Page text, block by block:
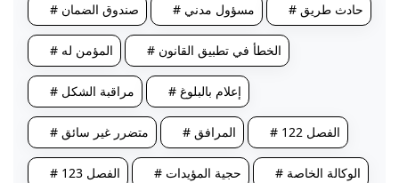
# صندوق الضمان # مسؤول مدني # حادث طريق
# المؤمن له # الخطأ في تطبيق القانون
# مراقبة الشكل # إعلام بالبلوغ
# متضرر غير سائق # المرافق # الفصل 122
# الفصل 123 # حجية المؤيدات # الوكالة الخاصة